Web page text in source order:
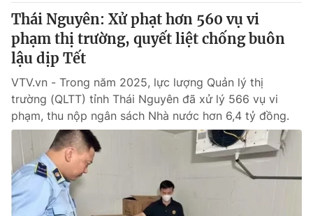
Chuyên mục
Chính trị
Pháp luật
Y tế
Thế giới
Thái Nguyên: Xử phạt hơn 560 vụ vi
phạm thị trường, quyết liệt chống buôn
lậu dịp Tết
VTV.vn - Trong năm 2025, lực lượng Quản lý thị
trường (QLTT) tỉnh Thái Nguyên đã xử lý 566 vụ vi
phạm, thu nộp ngân sách Nhà nước hơn 6,4 tỷ đồng.